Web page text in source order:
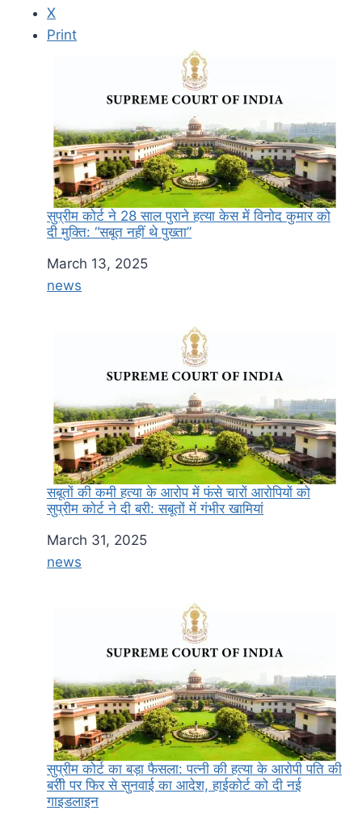
X
Print
सुप्रीम कोर्ट ने 28 साल पुराने हत्या केस में विनोद कुमार को
दी मुक्ति: “सबूत नहीं थे पुख्ता”
Date
March 13, 2025
In relation to
news
सबूतों की कमी हत्या के आरोप में फंसे चारों आरोपियों को
सुप्रीम कोर्ट ने दी बरी: सबूतों में गंभीर खामियां
Date
March 31, 2025
In relation to
news
सुप्रीम कोर्ट का बड़ा फैसला: पत्नी की हत्या के आरोपी पति की
बरीी पर फिर से सुनवाई का आदेश, हाईकोर्ट को दी नई
गाइडलाइन